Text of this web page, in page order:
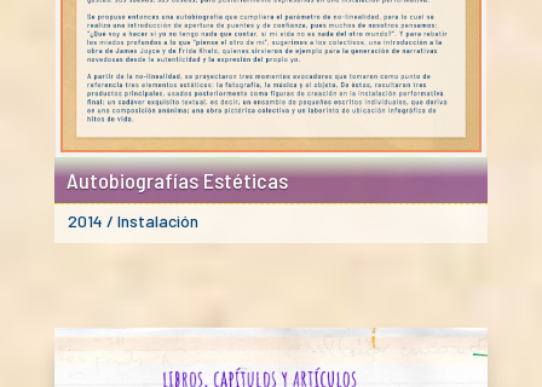
Autobiografías Estéticas
2014 / Instalación